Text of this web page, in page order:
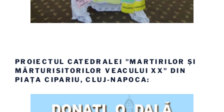
PROIECTUL CATEDRALEI "MARTIRILOR ȘI
MĂRTURISITORILOR VEACULUI XX" DIN
PIAȚA CIPARIU, CLUJ-NAPOCA: